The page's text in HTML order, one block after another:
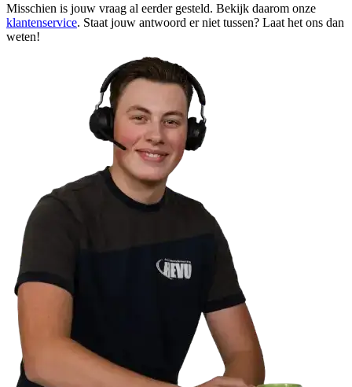
Misschien is jouw vraag al eerder gesteld. Bekijk daarom onze
klantenservice. Staat jouw antwoord er niet tussen? Laat het ons dan
weten!